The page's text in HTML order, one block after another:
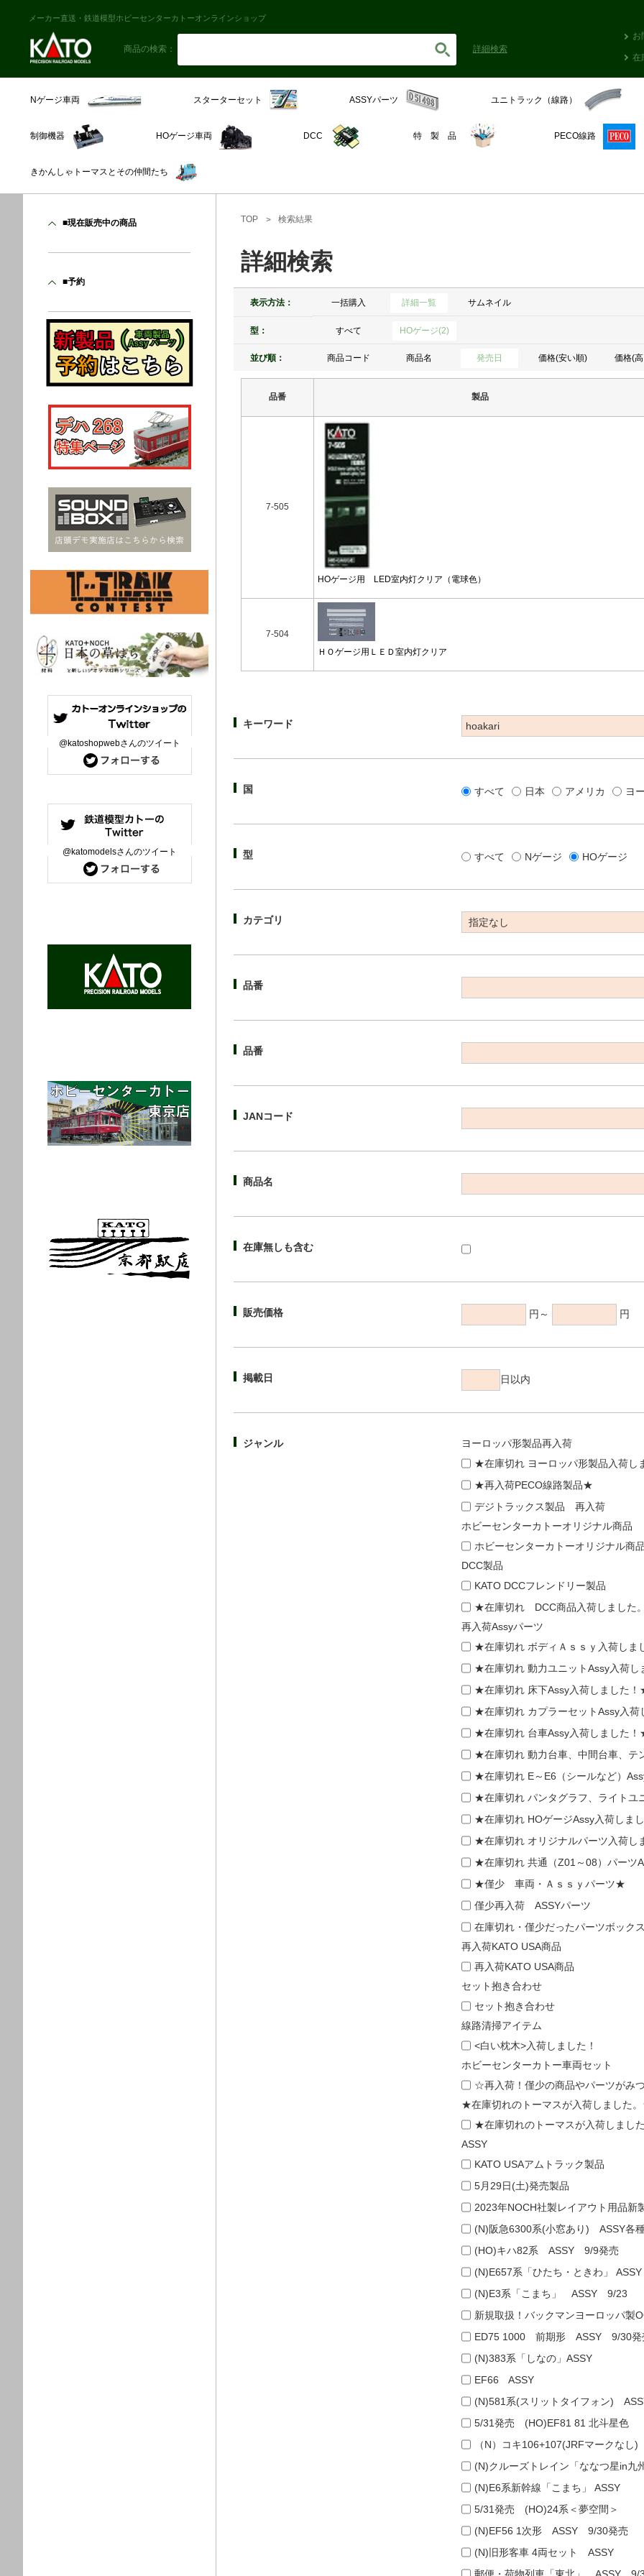
メーカー直送・鉄道模型ホビーセンターカトーオンラインショップ
商品の検索： 詳細検索
お
在
Nゲージ車両 スターターセット ASSYパーツ ユニトラック（線路）
制御機器 HOゲージ車両 DCC 特 製 品 PECO線路
きかんしゃトーマスとその仲間たち
TOP 検索結果
詳細検索
表示方法： 一括購入 詳細一覧 サムネイル
型： すべて HOゲージ(2)
並び順： 商品コード 商品名 発売日 価格(安い順) 価格(
品番 製品
7-505
HOゲージ用 LED室内灯クリア（電球色）
7-504
ＨＯゲージ用ＬＥＤ室内灯クリア
キーワード
国 すべて 日本 アメリカ ヨ
型 すべて Nゲージ HOゲージ
カテゴリ
品番
品番
JANコード
商品名
在庫無しも含む
販売価格 円～ 円
掲載日 日以内
ジャンル
ヨーロッパ形製品再入荷
★在庫切れ ヨーロッパ形製品入荷し
★再入荷PECO線路製品★
デジトラックス製品 再入荷
ホビーセンターカトーオリジナル商品
ホビーセンターカトーオリジナル商
DCC製品
KATO DCCフレンドリー製品
★在庫切れ DCC商品入荷しました
再入荷Assyパーツ
★在庫切れ ボディＡｓｓｙ入荷しま
★在庫切れ 動力ユニットAssy入荷
★在庫切れ 床下Assy入荷しました
★在庫切れ カプラーセットAssy入
★在庫切れ 台車Assy入荷しました
★在庫切れ 動力台車、中間台車、テ
★在庫切れ E～E6（シールなど）
★在庫切れ パンタグラフ、ライトユ
★在庫切れ HOゲージAssy入荷しま
★在庫切れ オリジナルパーツ入荷し
★在庫切れ 共通（Z01～08）パーツ
★僅少 車両・Ａｓｓｙパーツ★
僅少再入荷 ASSYパーツ
在庫切れ・僅少だったパーツボック
再入荷KATO USA商品
再入荷KATO USA商品
セット抱き合わせ
セット抱き合わせ
線路清掃アイテム
<白い枕木>入荷しました！
ホビーセンターカトー車両セット
☆再入荷！僅少の商品やパーツがみ
★在庫切れのトーマスが入荷しました
★在庫切れのトーマスが入荷しまし
ASSY
KATO USAアムトラック製品
5月29日(土)発売製品
2023年NOCH社製レイアウト用品新
(N)阪急6300系(小窓あり) ASSY各
(HO)キハ82系 ASSY 9/9発売
(N)E657系「ひたち・ときわ」
(N)E3系「こまち」 ASSY 9/23
新規取扱！バックマンヨーロッパ製
ED75 1000 前期形 ASSY 9/30発
(N)383系「しなの」ASSY
EF66 ASSY
(N)581系(スリットタイフォン)
5/31発売 (HO)EF81 81 北斗星色
（N）コキ106+107(JRFマークなし
(N)クルーズトレイン「ななつ星in九
(N)E6系新幹線「こまち」 ASSY
5/31発売 (HO)24系＜夢空間＞
(N)EF56 1次形 ASSY 9/30発売
(N)旧形客車 4両セット ASSY
郵便・荷物列車「東北」 ASSY 9/
■現在販売中の商品
■予約
@katoshopwebさんのツイート
@katomodelsさんのツイート